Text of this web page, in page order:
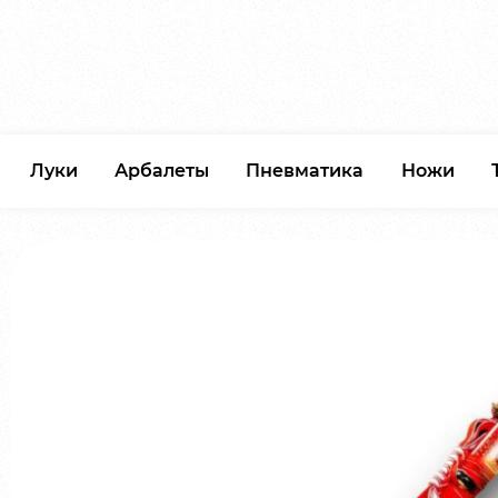
Луки Арбалеты Пневматика Ножи